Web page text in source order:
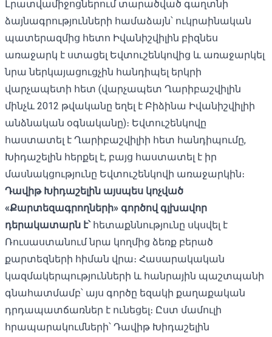
Լրատվամիջոցներում տարածված գաղտնի
ձայնագրությունների համաձայն՝ ուկրաինական
պատերազմից հետո Իվանիշվիլին բիզնես
առաջարկ է ստացել Եվտուշենկովից և առաջարկել
նրա ներկայացուցչին հանդիպել երկրի
վարչապետի հետ (վարչապետ Ղարիբաշվիլին
մինչև 2012 թվականը եղել է Բիձինա Իվանիշվիլիի
անձնական օգնականը)։ Եվտուշենկովը
հաստատել է Ղարիբաշվիլիի հետ հանդիպումը,
Խիդաշելին հերքել է, բայց հաստատել է իր
մասնակցությունը Եվտուշենկովի առաջարկին։
Դավիթ Խիդաշելին այսպես կոչված
«Քարտեզագրողների» գործով գլխավոր
դերակատարն է՝հետաքննությունը սկսվել է
Ռուսաստանում նրա կողմից ձեռք բերած
քարտեզների հիման վրա։ Հասարակական
կազմակերպությունների և հանրային պաշտպանի
գնահատմամբ՝ այս գործը եզակի քաղաքական
դրդապատճառներ է ունեցել։ Ըստ մամուլի
հրապարակումների՝ Դավիթ Խիդաշելին